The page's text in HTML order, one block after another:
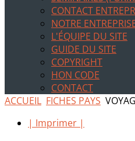
CONTACT
NOTRE
L'ÉQUIPE DU SITE
GUIDE DU SITE
COPYRIGHT
HON CODE
CONTACT
ACCUEIL FICHES PAYS
| Imprimer |